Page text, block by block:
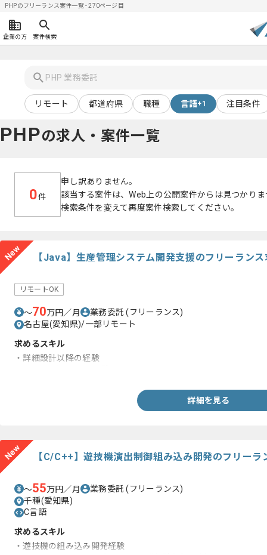
PHPのフリーランス案件一覧 - 270ページ目
企業の方 案件検索
リモート 都道府県 職種 言語+1 注目条件
PHPの求人・案件一覧
0件
申し訳ありません。
該当する案件は、Web上の公開案件からは見つかり
検索条件を変えて再度案件検索してください。
New 【Java】生産管理システム開発支援のフリーラン
リモートOK
〜70万円／月 業務委託(フリーランス)
名古屋(愛知県)/一部リモート
求めるスキル
・詳細設計以降の経験
詳細を見る
New 【C/C++】遊技機演出制御組み込み開発のフリーラ
〜55万円／月 業務委託(フリーランス)
千種(愛知県)
C言語
求めるスキル
・遊技機の組み込み開発経験